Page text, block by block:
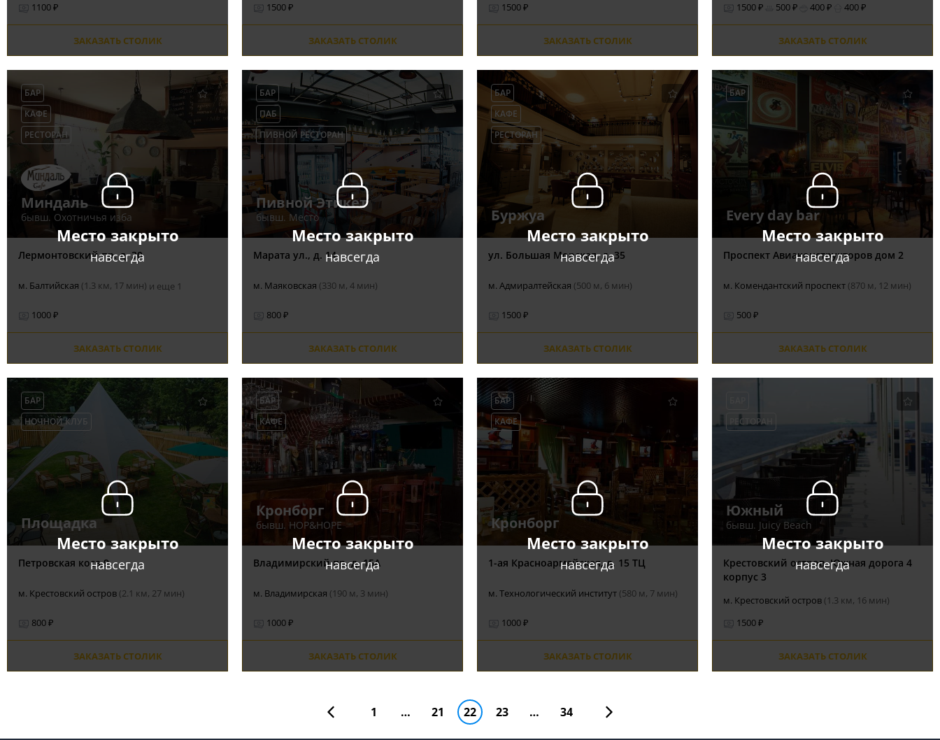
1100 ₽
ЗАКАЗАТЬ СТОЛИК
1500 ₽
ЗАКАЗАТЬ СТОЛИК
1500 ₽
ЗАКАЗАТЬ СТОЛИК
1500 ₽ 500 ₽ 400 ₽ 400 ₽
ЗАКАЗАТЬ СТОЛИК
Место закрыто
навсегда
БАР
КАФЕ
РЕСТОРАН
Миндаль
бывш. Охотничья изба
Лермонтовский пр. д. 30
м. Балтийская (1.3 км, 17 мин) и еще 1
1000 ₽
ЗАКАЗАТЬ СТОЛИК
Место закрыто
навсегда
БАР
ПАБ
ПИВНОЙ РЕСТОРАН
Пивной Этикет
бывш. Место
Марата ул., д. 14
м. Маяковская (330 м, 4 мин)
800 ₽
ЗАКАЗАТЬ СТОЛИК
Место закрыто
навсегда
БАР
КАФЕ
РЕСТОРАН
Буржуа
ул. Большая Морская, д. 35
м. Адмиралтейская (500 м, 6 мин)
1500 ₽
ЗАКАЗАТЬ СТОЛИК
Место закрыто
навсегда
БАР
Every day bar
Проспект Авиаконструкторов дом 2
м. Комендантский проспект (870 м, 12 мин)
500 ₽
ЗАКАЗАТЬ СТОЛИК
Место закрыто
навсегда
БАР
НОЧНОЙ КЛУБ
Площадка
Петровская коса,9
м. Крестовский остров (2.1 км, 27 мин)
800 ₽
ЗАКАЗАТЬ СТОЛИК
Место закрыто
навсегда
БАР
КАФЕ
Кронборг
бывш. HOP&HOPE
Владимирский пр, д. 15А
м. Владимирская (190 м, 3 мин)
1000 ₽
ЗАКАЗАТЬ СТОЛИК
Место закрыто
навсегда
БАР
КАФЕ
Кронборг
1-ая Красноармейская, д. 15 ТЦ
м. Технологический институт (580 м, 7 мин)
1000 ₽
ЗАКАЗАТЬ СТОЛИК
Место закрыто
навсегда
РЕСТОРАН
Южный
бывш. Juicy Beach
Крестовский остров, Южная дорога 4
корпус 3
м. Крестовский остров (1.3 км, 16 мин)
1500 ₽
ЗАКАЗАТЬ СТОЛИК
1 … 21 22 23 … 34